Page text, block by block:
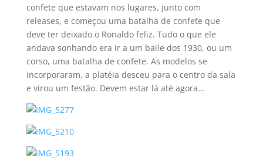
confete que estavam nos lugares, junto com
releases, e começou uma batalha de confete que
deve ter deixado o Ronaldo feliz. Tudo o que ele
andava sonhando era ir a um baile dos 1930, ou um
corso, uma batalha de confete. As modelos se
incorporaram, a platéia desceu para o centro da sala
e virou um festão. Devem estar lá até agora…